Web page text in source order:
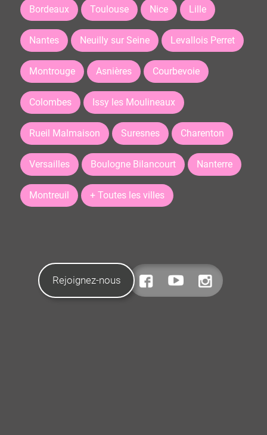
Bordeaux Toulouse Nice Lille
Nantes Neuilly sur Seine Levallois Perret
Montrouge Asnières Courbevoie
Colombes Issy les Moulineaux
Rueil Malmaison Suresnes Charenton
Versailles Boulogne Bilancourt Nanterre
Montreuil + Toutes les villes
Rejoignez-nous